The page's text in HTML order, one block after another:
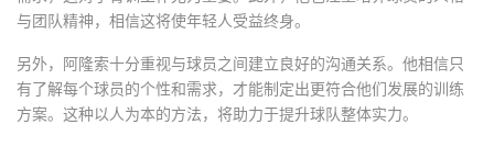
与团队精神，相信这将使年轻人受益终身。
另外，阿隆索十分重视与球员之间建立良好的沟通关系。他相信只
有了解每个球员的个性和需求，才能制定出更符合他们发展的训练
方案。这种以人为本的方法，将助力于提升球队整体实力。